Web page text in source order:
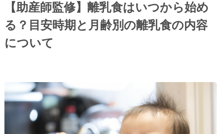
【助産師監修】離乳食はいつから始め
る？目安時期と月齢別の離乳食の内容
について